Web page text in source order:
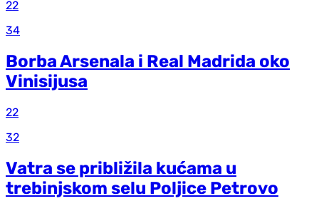
22
34
Borba Arsenala i Real Madrida oko
Vinisijusa
22
32
Vatra se približila kućama u
trebinjskom selu Poljice Petrovo